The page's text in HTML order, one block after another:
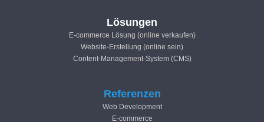
Lösungen
E-commerce Lösung (online verkaufen)
Website-Erstellung (online sein)
Content-Management-System (CMS)
Referenzen
Web Development
E-commerce